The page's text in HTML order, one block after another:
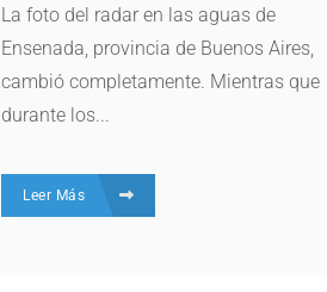
La foto del radar en las aguas de
Ensenada, provincia de Buenos Aires,
cambió completamente. Mientras que
durante los...
Leer Más